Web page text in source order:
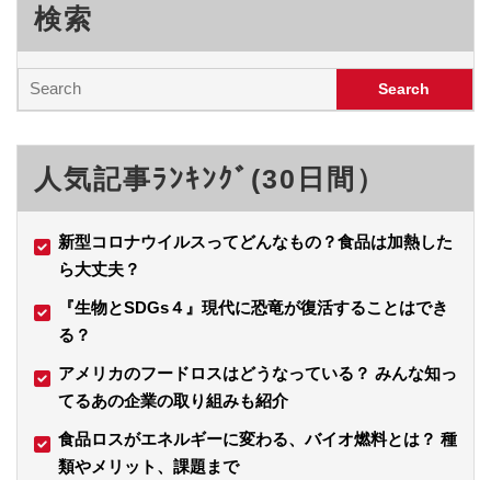
検索
人気記事ﾗﾝｷﾝｸﾞ(30日間）
新型コロナウイルスってどんなもの？食品は加熱した
ら大丈夫？
『生物とSDGs４』現代に恐竜が復活することはでき
る？
アメリカのフードロスはどうなっている？ みんな知っ
てるあの企業の取り組みも紹介
食品ロスがエネルギーに変わる、バイオ燃料とは？ 種
類やメリット、課題まで